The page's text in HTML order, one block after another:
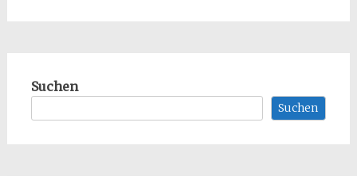
Suchen
Suchen